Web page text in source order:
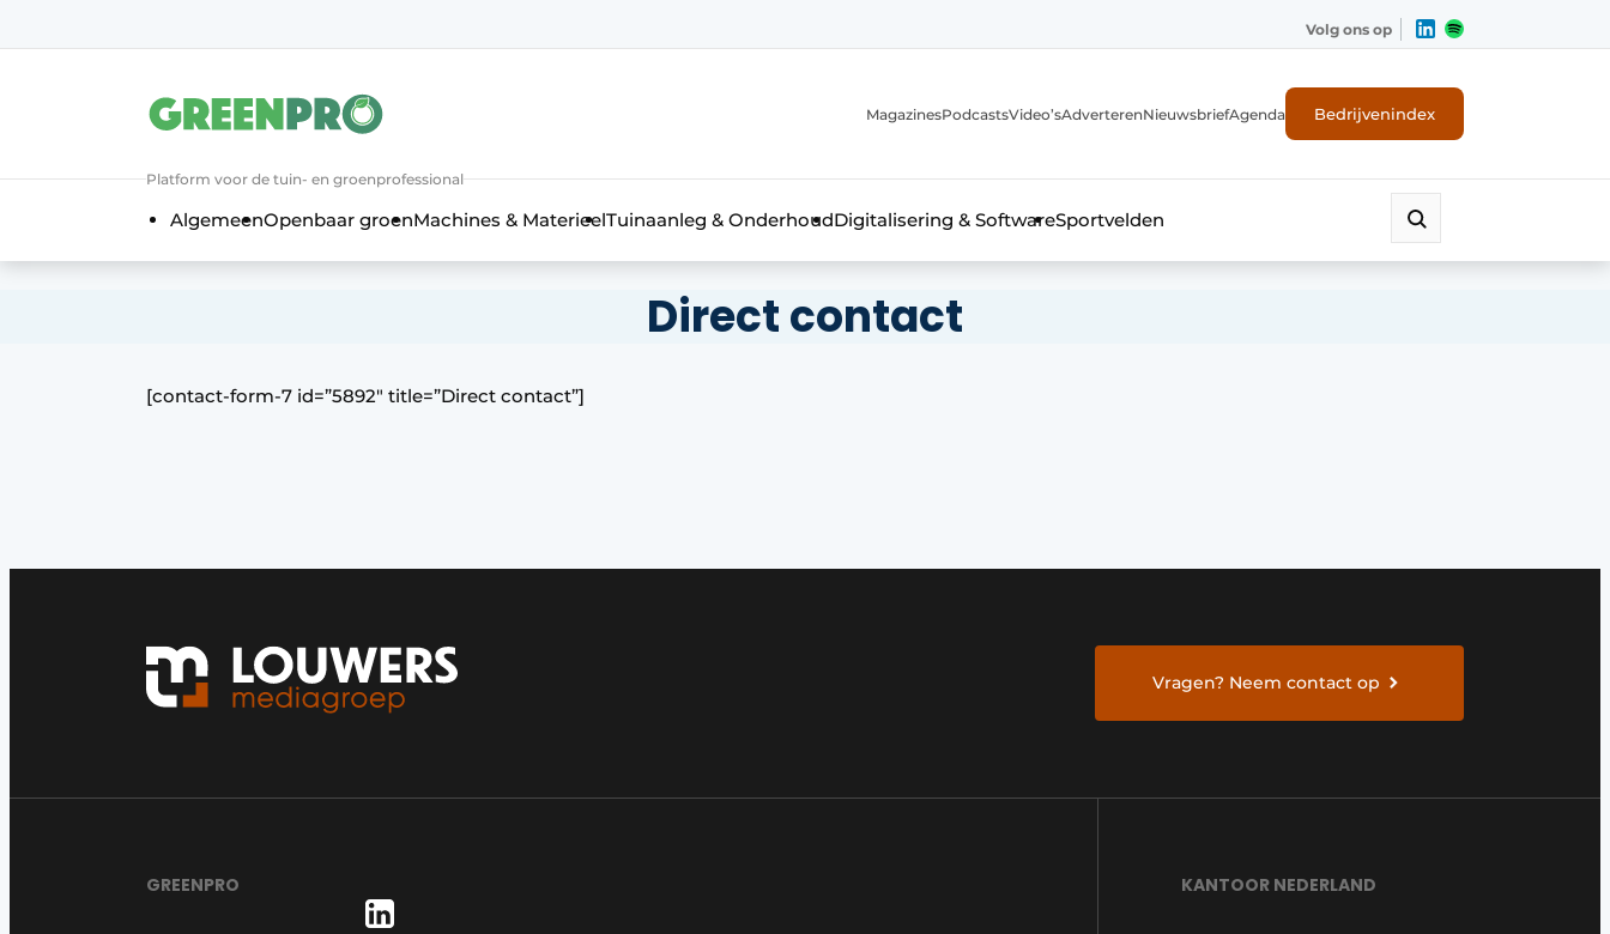
Algemene voorwaarden
Direct contact
Meest gelezen
Vacatures
Video’s
Volg ons op
Platform voor de tuin- en groenprofessional
MagazinesPodcastsVideo’sAdverterenNieuwsbriefAgenda Bedrijvenindex
AlgemeenOpenbaar groenMachines & MaterieelTuinaanleg & OnderhoudDigitalisering & SoftwareSportvelden
Direct contact
[contact-form-7 id=”5892″ title=”Direct contact”]
Vragen? Neem contact op
GREENPRO KANTOOR NEDERLAND